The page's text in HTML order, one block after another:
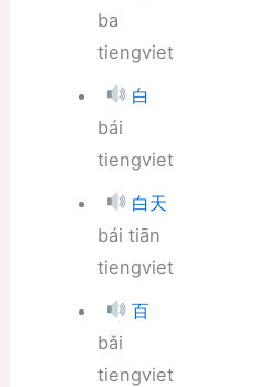
ba
tiengviet
白
bái
tiengviet
白天
bái tiān
tiengviet
百
bǎi
tiengviet